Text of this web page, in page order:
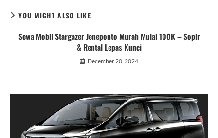
YOU MIGHT ALSO LIKE
Sewa Mobil Stargazer Jeneponto Murah Mulai 100K – Sopir
& Rental Lepas Kunci
December 20, 2024